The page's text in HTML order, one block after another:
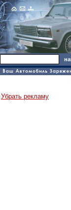
Убрать рекламу